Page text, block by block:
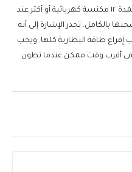
تحتاج إلى شحن بطارية ABL-B الجديدة لمدة ١٢ مكنسة كهربائية أو أكثر عند
بالكامل. تجدر الإشارة إلى أنه
إفراغ طاقة البطارية كلها. ويجب
في أقرب وقت ممكن عندما تطون